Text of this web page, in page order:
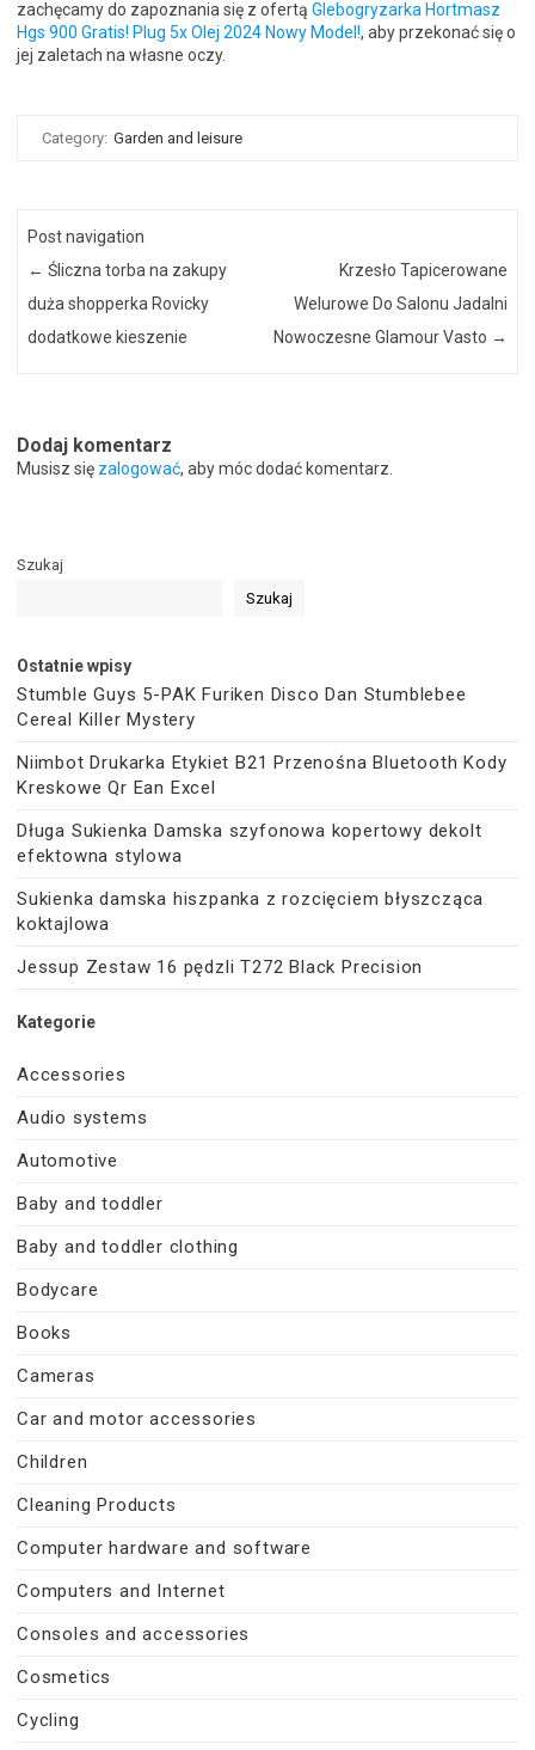
zachęcamy do zapoznania się z ofertą Glebogryzarka Hortmasz
Hgs 900 Gratis! Plug 5x Olej 2024 Nowy Model!, aby przekonać się o
jej zaletach na własne oczy.
Category: Garden and leisure
Post navigation
← Śliczna torba na zakupy
duża shopperka Rovicky
dodatkowe kieszenie
Krzesło Tapicerowane
Welurowe Do Salonu Jadalni
Nowoczesne Glamour Vasto →
Dodaj komentarz
Musisz się zalogować, aby móc dodać komentarz.
Szukaj
Szukaj
Ostatnie wpisy
Stumble Guys 5-PAK Furiken Disco Dan Stumblebee
Cereal Killer Mystery
Niimbot Drukarka Etykiet B21 Przenośna Bluetooth Kody
Kreskowe Qr Ean Excel
Długa Sukienka Damska szyfonowa kopertowy dekolt
efektowna stylowa
Sukienka damska hiszpanka z rozcięciem błyszcząca
koktajlowa
Jessup Zestaw 16 pędzli T272 Black Precision
Kategorie
Accessories
Audio systems
Automotive
Baby and toddler
Baby and toddler clothing
Bodycare
Books
Cameras
Car and motor accessories
Children
Cleaning Products
Computer hardware and software
Computers and Internet
Consoles and accessories
Cosmetics
Cycling